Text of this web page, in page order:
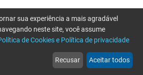
web
Notícias
more_horiz
Mais
sua experiência a mais agradável
neste site, você assume
de Cookies e Política de privacidade
Recusar Aceitar todos
por favor tente novamente